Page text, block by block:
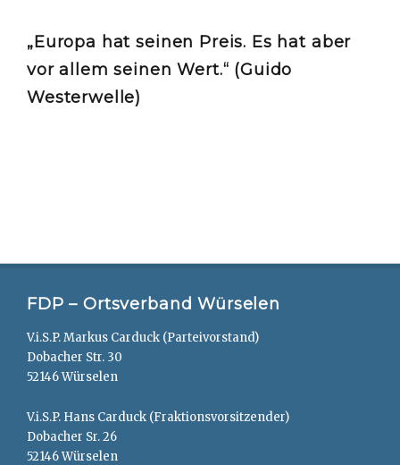
„Europa hat seinen Preis. Es hat aber
vor allem seinen Wert.“ (Guido
Westerwelle)
FDP – Ortsverband Würselen
V.i.S.P. Markus Carduck (Parteivorstand)
Dobacher Str. 30
52146 Würselen
V.i.S.P. Hans Carduck (Fraktionsvorsitzender)
Dobacher Sr. 26
52146 Würselen